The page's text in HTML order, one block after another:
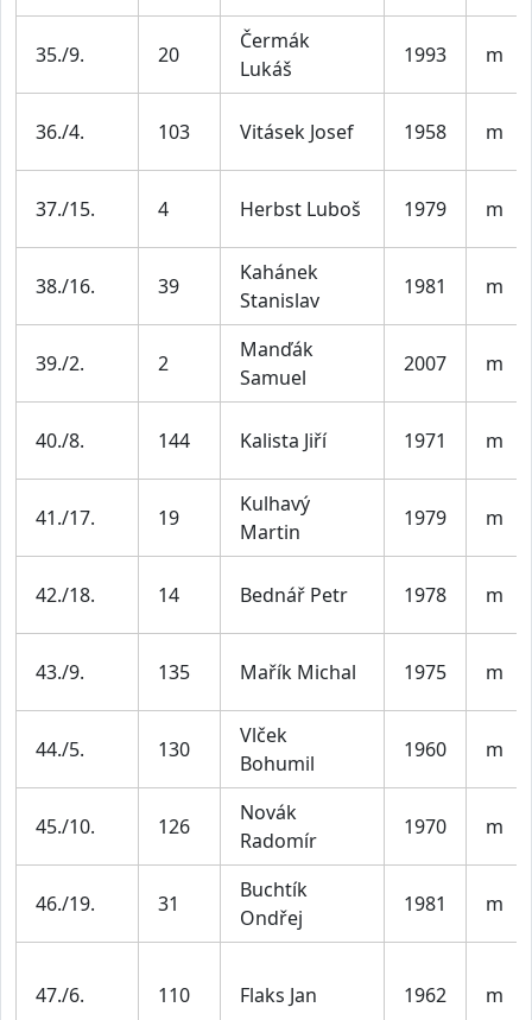
35./9. 20
Čermák
Lukáš
1993 m
36./4. 103 Vitásek Josef 1958 m
37./15. 4 Herbst Luboš 1979 m
38./16. 39
Kahánek
Stanislav
1981 m
39./2. 2
Manďák
Samuel
2007 m
40./8. 144 Kalista Jiří 1971 m
41./17. 19
Kulhavý
Martin
1979 m
42./18. 14 Bednář Petr 1978 m
43./9. 135 Mařík Michal 1975 m
44./5. 130
Vlček
Bohumil
1960 m
45./10. 126
Novák
Radomír
1970 m
46./19. 31
Buchtík
Ondřej
1981 m
47./6. 110 Flaks Jan 1962 m